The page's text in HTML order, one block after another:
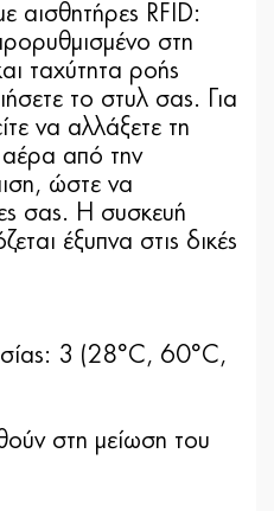
αισθητήρες RFID:
στη
ταχύτητα ροής
το στυλ σας. Για
να αλλάξετε τη
αέρα από την
ώστε να
σας. Η συσκευή
έξυπνα στις δικές
3 (28°C, 60°C,
στη μείωση του